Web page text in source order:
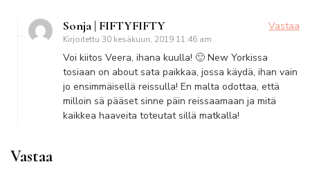
Sonja | FIFTYFIFTY
Kirjoitettu 30 kesäkuun, 2019 11:46 am
Vastaa
Voi kiitos Veera, ihana kuulla! 🙂 New Yorkissa
tosiaan on about sata paikkaa, jossa käydä, ihan vain
jo ensimmäisellä reissulla! En malta odottaa, että
milloin sä pääset sinne päin reissaamaan ja mitä
kaikkea haaveita toteutat sillä matkalla!
Vastaa